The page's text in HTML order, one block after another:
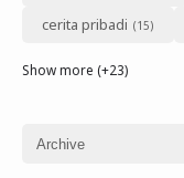
cerita pribadi
Show more (+23)